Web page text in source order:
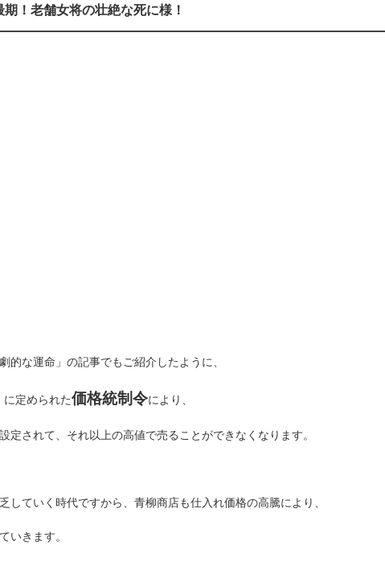
！老舗女将の壮絶な死に様！
的な運命」の記事でもご紹介したように、
定められた価格統制令により、
定されて、それ以上の高値で売ることができなくなります。
していく時代ですから、青柳商店も仕入れ価格の高騰により、
いきます。